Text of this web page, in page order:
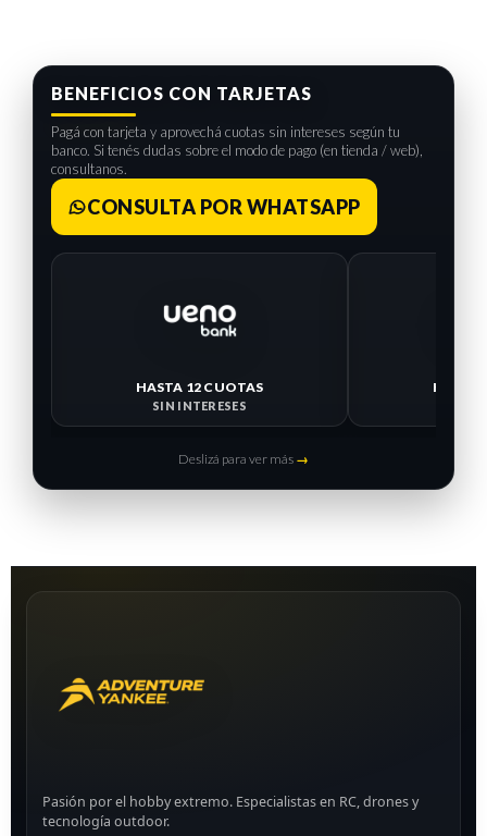
BENEFICIOS CON TARJETAS
Pagá con tarjeta y aprovechá cuotas sin intereses según tu
banco. Si tenés dudas sobre el modo de pago (en tienda / web),
consultanos.
CONSULTA POR WHATSAPP
HASTA 12 CUOTAS
SIN INTERESES
HASTA
Deslizá para ver más →
Pasión por el hobby extremo. Especialistas en RC, drones y
tecnología outdoor.